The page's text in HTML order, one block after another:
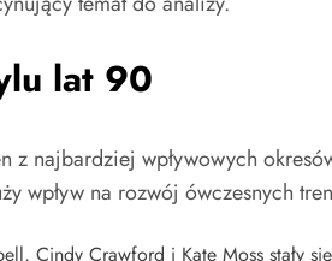
lat 90
z najbardziej wpływowych
wpływ na rozwój ówczesnych
Cindy Crawford i Kate Moss stały